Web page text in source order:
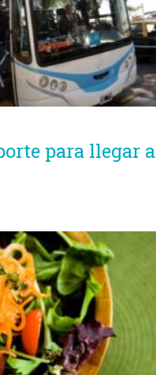
para llegar a